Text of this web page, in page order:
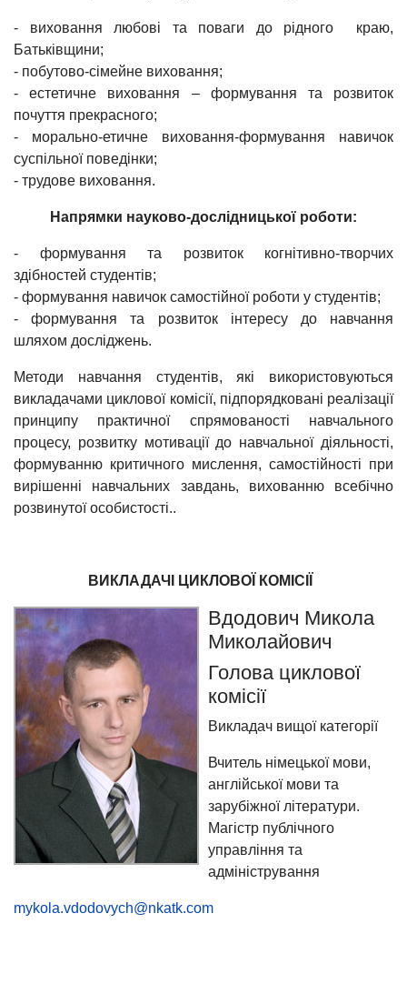
- виховання любові та поваги до рідного краю,
Батьківщини;
- побутово-сімейне виховання;
- естетичне виховання – формування та розвиток
почуття прекрасного;
- морально-етичне виховання-формування навичок
суспільної поведінки;
- трудове виховання.
Напрямки науково-дослідницької роботи:
- формування та розвиток когнітивно-творчих
здібностей студентів;
- формування навичок самостійної роботи у студентів;
- формування та розвиток інтересу до навчання
шляхом досліджень.
Методи навчання студентів, які використовуються
викладачами циклової комісії, підпорядковані реалізації
принципу практичної спрямованості навчального
процесу, розвитку мотивації до навчальної діяльності,
формуванню критичного мислення, самостійності при
вирішенні навчальних завдань, вихованню всебічно
розвинутої особистості..
ВИКЛАДАЧІ ЦИКЛОВОЇ КОМІСІЇ
Вдодович Микола
Миколайович
Голова циклової
комісії
Викладач вищої категорії
Вчитель німецької мови,
англійської мови та
зарубіжної літератури.
Магістр публічного
управління та
адміністрування
mykola.vdodovych@nkatk.com